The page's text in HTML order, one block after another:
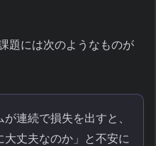
題には次のようなものが
が連続で損失を出すと、
大丈夫なのか」と不安に